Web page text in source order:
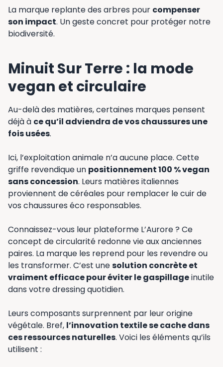
La marque replante des arbres pour compenser
son impact. Un geste concret pour protéger notre
biodiversité.
Minuit Sur Terre : la mode
vegan et circulaire
Au-delà des matières, certaines marques pensent
déjà à ce qu’il adviendra de vos chaussures une
fois usées.
Ici, l’exploitation animale n’a aucune place. Cette
griffe revendique un positionnement 100 % vegan
sans concession. Leurs matières italiennes
proviennent de céréales pour remplacer le cuir de
vos chaussures éco responsables.
Connaissez-vous leur plateforme L’Aurore ? Ce
concept de circularité redonne vie aux anciennes
paires. La marque les reprend pour les revendre ou
les transformer. C’est unesolution concrète et
vraiment efficace pour éviter le gaspillageinutile
dans votre dressing quotidien.
Leurs composants surprennent par leur origine
végétale. Bref, l’innovation textile se cache dans
ces ressources naturelles. Voici les éléments qu’ils
utilisent :